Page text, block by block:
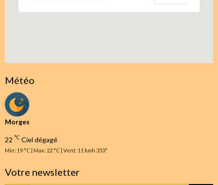
Météo
Morges
22 °C Ciel dégagé
Min: 19 °C | Max: 22 °C | Vent: 11 kmh 353°
Votre newsletter